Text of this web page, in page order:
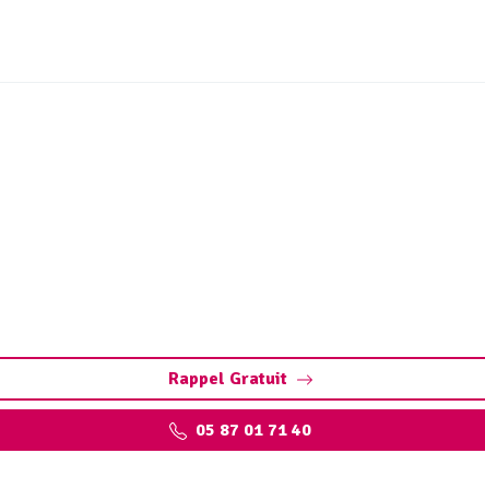
Rappel Gratuit
05 87 01 71 40